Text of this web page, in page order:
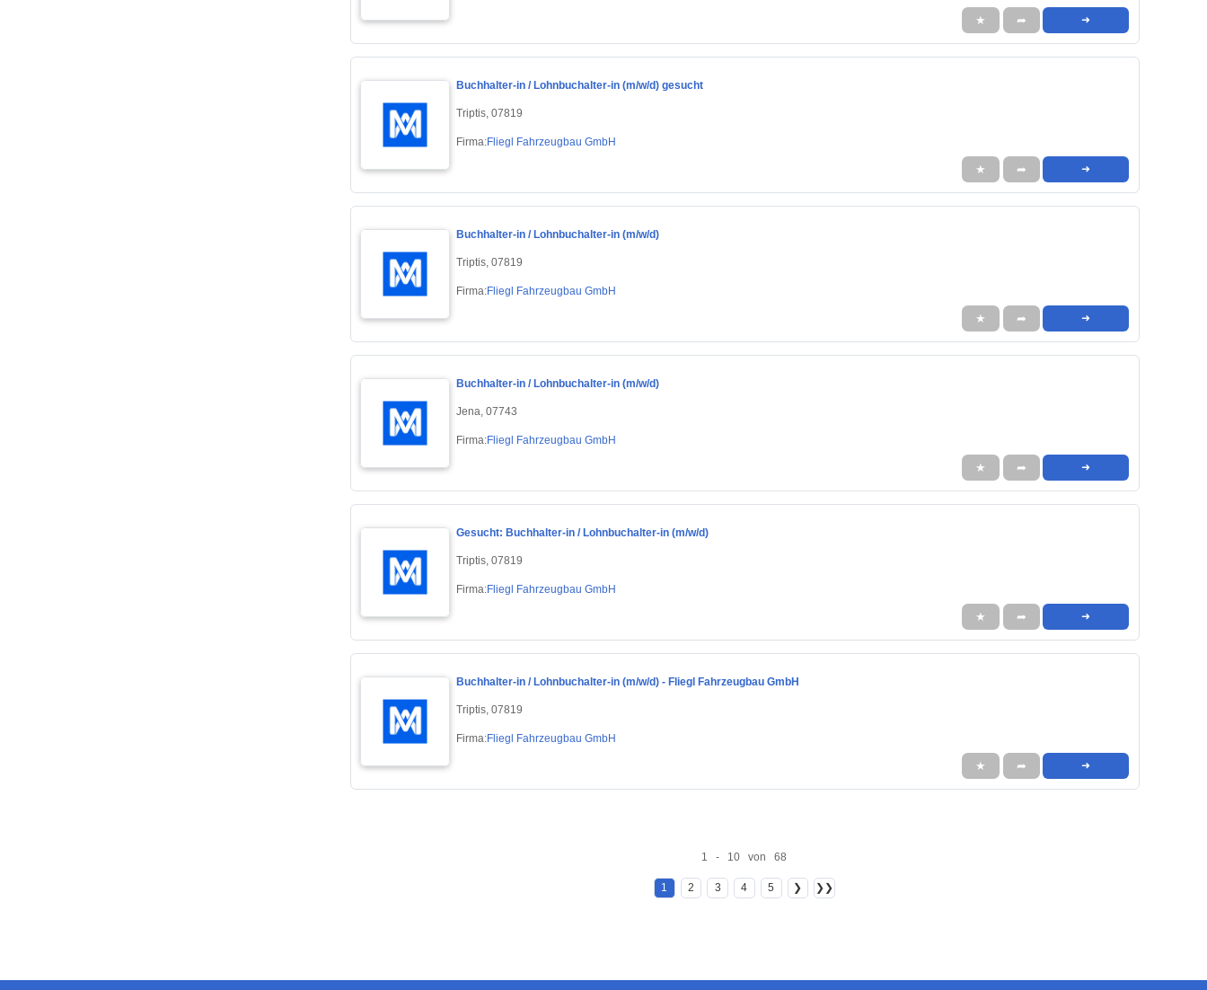
★ ➦ ➜
Buchhalter-in / Lohnbuchalter-in (m/w/d) gesucht
Triptis, 07819
Firma:Fliegl Fahrzeugbau GmbH
★ ➦ ➜
Buchhalter-in / Lohnbuchalter-in (m/w/d)
Triptis, 07819
Firma:Fliegl Fahrzeugbau GmbH
★ ➦ ➜
Buchhalter-in / Lohnbuchalter-in (m/w/d)
Jena, 07743
Firma:Fliegl Fahrzeugbau GmbH
★ ➦ ➜
Gesucht: Buchhalter-in / Lohnbuchalter-in (m/w/d)
Triptis, 07819
Firma:Fliegl Fahrzeugbau GmbH
★ ➦ ➜
Buchhalter-in / Lohnbuchalter-in (m/w/d) - Fliegl Fahrzeugbau GmbH
Triptis, 07819
Firma:Fliegl Fahrzeugbau GmbH
★ ➦ ➜
1 - 10 von 68
1 2 3 4 5 ❯ ❯❯